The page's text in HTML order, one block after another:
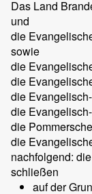
Das Land
und
die
sowie
die
die
die
die
die
die
nachfolgend:
schließen
auf der